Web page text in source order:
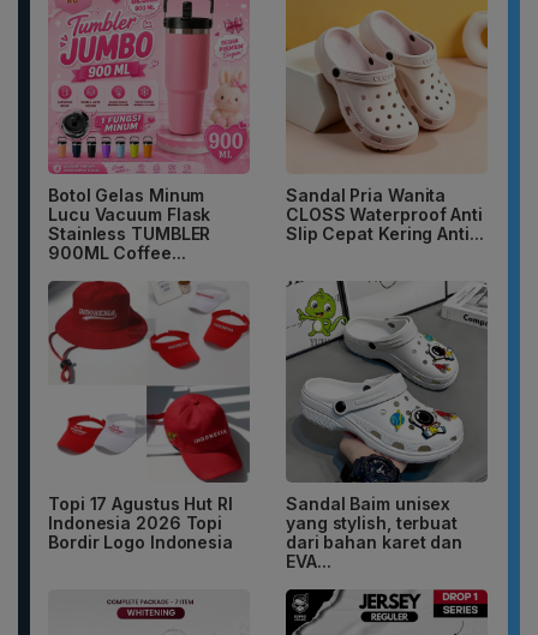
Botol Gelas Minum
Lucu Vacuum Flask
Stainless TUMBLER
900ML Coffee...
Sandal Pria Wanita
CLOSS Waterproof Anti
Slip Cepat Kering Anti...
Topi 17 Agustus Hut RI
Indonesia 2026 Topi
Bordir Logo Indonesia
Sandal Baim unisex
yang stylish, terbuat
dari bahan karet dan
EVA...